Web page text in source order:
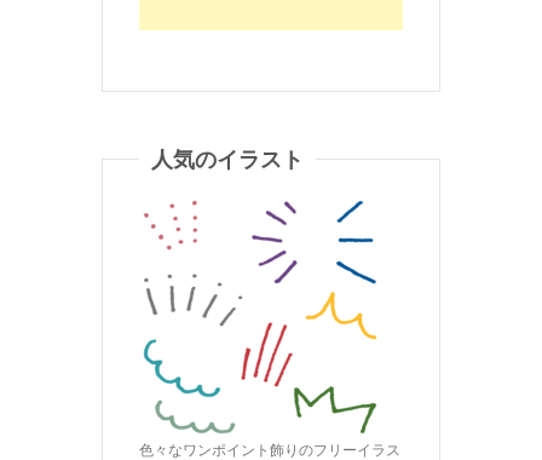
人気のイラスト
色々なワンポイント飾りのフリーイラス